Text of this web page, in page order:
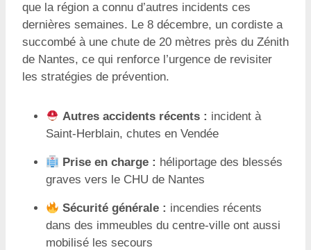
que la région a connu d’autres incidents ces
dernières semaines. Le 8 décembre, un cordiste a
succombé à une chute de 20 mètres près du Zénith
de Nantes, ce qui renforce l’urgence de revisiter
les stratégies de prévention.
Autres accidents récents : incident à
Saint-Herblain, chutes en Vendée
Prise en charge : héliportage des blessés
graves vers le CHU de Nantes
Sécurité générale : incendies récents
dans des immeubles du centre-ville ont aussi
mobilisé les secours